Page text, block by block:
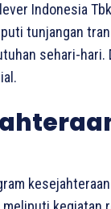
Indonesia
tunjangan
sehari-hari.